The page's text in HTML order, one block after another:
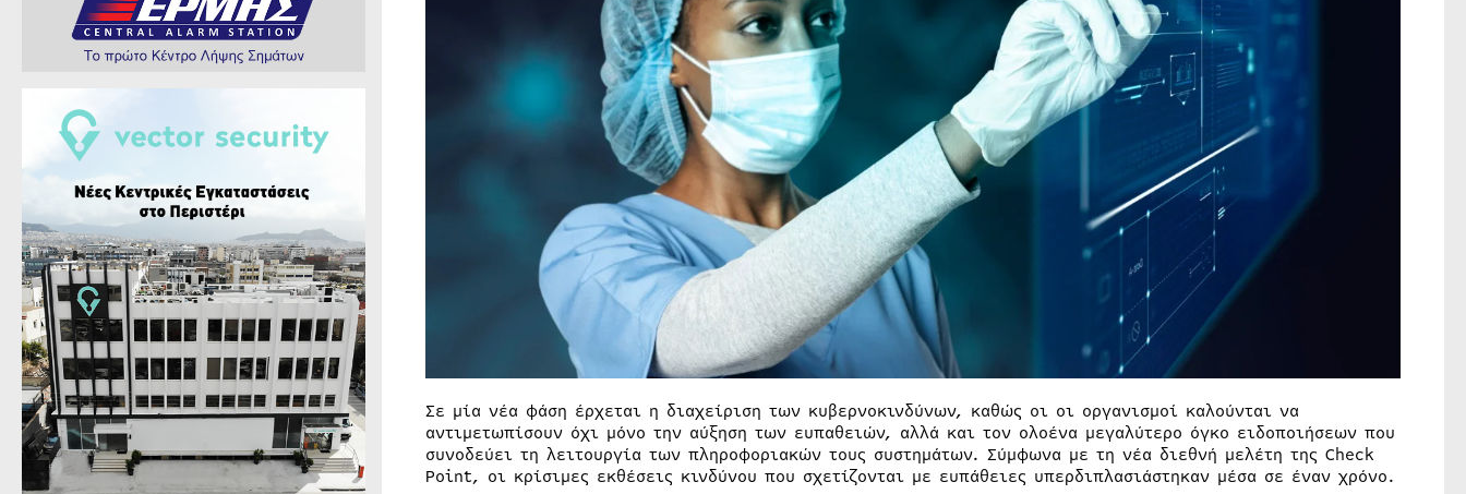
Σε μία νέα φάση έρχεται η διαχείριση των κυβερνοκινδύνων, καθώς οι οι οργανισμοί καλούνται να
αντιμετωπίσουν όχι μόνο την αύξηση των ευπαθειών, αλλά και τον ολοένα μεγαλύτερο όγκο ειδοποιήσεων που
συνοδεύει τη λειτουργία των πληροφοριακών τους συστημάτων. Σύμφωνα με τη νέα διεθνή μελέτη της Check
Point, οι κρίσιμες εκθέσεις κινδύνου που σχετίζονται με ευπάθειες υπερδιπλασιάστηκαν μέσα σε έναν χρόνο.